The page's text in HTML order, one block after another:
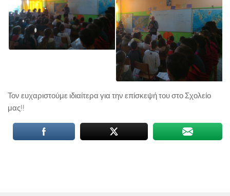
Τον ευχαριστούμε ιδιαίτερα για την επίσκεψή του στο Σχολείο
μας!!